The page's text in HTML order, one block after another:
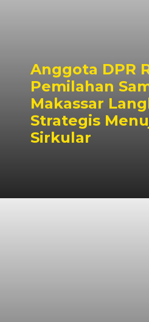
Anggota DPR
Pemilahan
Makassar
Strategis
Sirkular